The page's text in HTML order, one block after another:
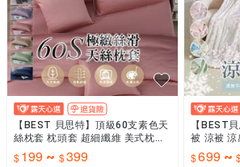
【BEST 貝思特】頂級60支素色天
絲枕套 枕頭套 超細纖維 美式枕套
[超取有出貨限制，請參閱說明]
199 ~ 399
【BEST
被 涼被 涼
699~